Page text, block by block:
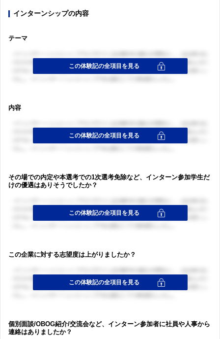
インターンシップの内容
テーマ
内容
その場での内定や本選考での1次選考免除など、インターン参加学生だ
けの優遇はありそうでしたか？
この企業に対する志望度は上がりましたか？
個別面談/OBOG紹介/交流会など、インターン参加者に社員や人事から
連絡はありましたか？